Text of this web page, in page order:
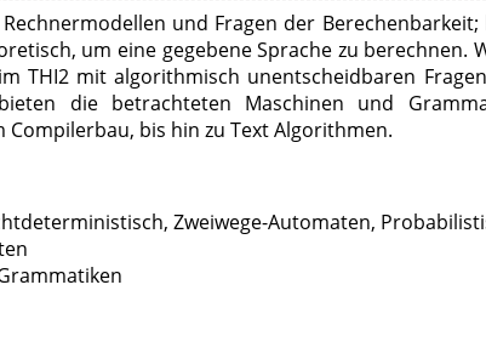
und Fragen der
um eine gegebene Sprache zu
THI2 mit algorithmisch unentscheidbaren
die betrachteten Maschinen und
bis hin zu Text Algorithmen.
Zweiwege-Automaten,